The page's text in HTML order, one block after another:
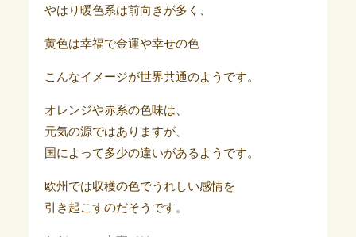
やはり暖色系は前向きが多く、
黄色は幸福で金運や幸せの色
こんなイメージが世界共通のようです。
オレンジや赤系の色味は、
元気の源ではありますが、
国によって多少の違いがあるようです。
欧州では収穫の色でうれしい感情を
引き起こすのだそうです。